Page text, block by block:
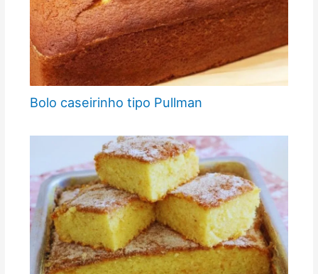
Bolo caseirinho tipo Pullman